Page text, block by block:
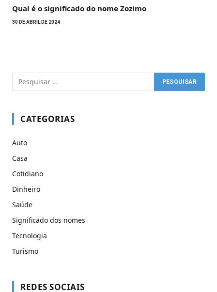
Qual é o significado do nome Zozimo
30 DE ABRIL DE 2024
CATEGORIAS
Auto
Casa
Cotidiano
Dinheiro
Saúde
Significado dos nomes
Tecnologia
Turismo
REDES SOCIAIS